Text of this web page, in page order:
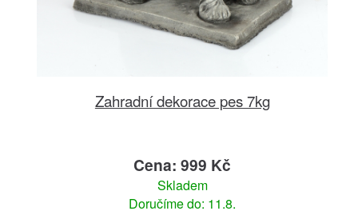
Zahradní dekorace pes 7kg
Cena: 999 Kč
Skladem
Doručíme do: 11.8.